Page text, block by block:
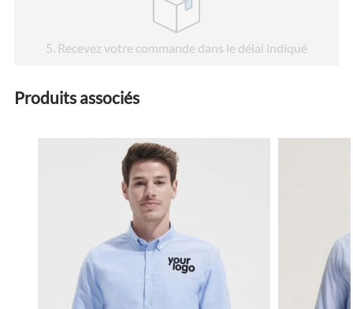
5. Recevez votre commande dans le délai indiqué
Produits associés